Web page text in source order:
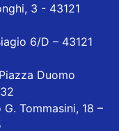
3 - 43121
6/D – 43121
Duomo
G. Tommasini, 18 –